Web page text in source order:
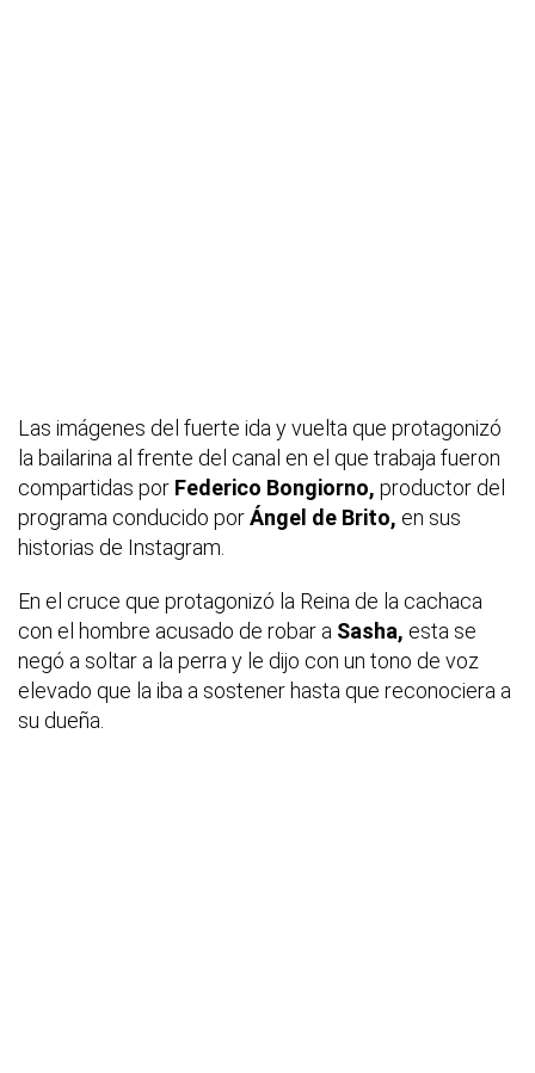
Las imágenes del fuerte ida y vuelta que protagonizó
la bailarina al frente del canal en el que trabaja fueron
compartidas por Federico Bongiorno, productor del
programa conducido porÁngel de Brito, en sus
historias de Instagram.
En el cruce que protagonizó la Reina de la cachaca
con el hombre acusado de robar a Sasha, esta se
negó a soltar a la perra y le dijo con un tono de voz
elevado que la iba a sostener hasta que reconociera a
su dueña.